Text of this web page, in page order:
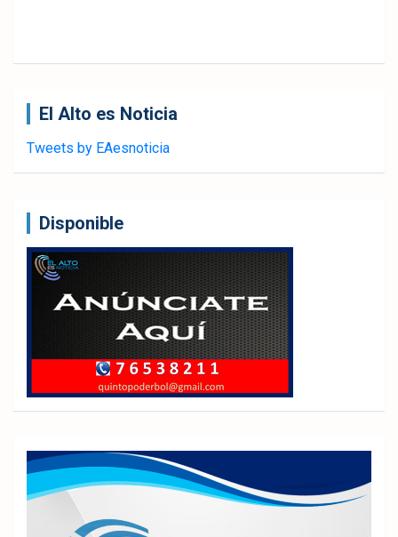
El Alto es Noticia
Tweets by EAesnoticia
Disponible